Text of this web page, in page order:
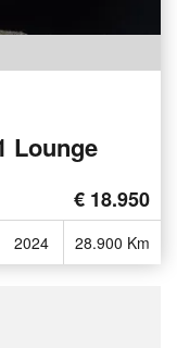
Lounge
€ 18.950
2024 28.900 Km